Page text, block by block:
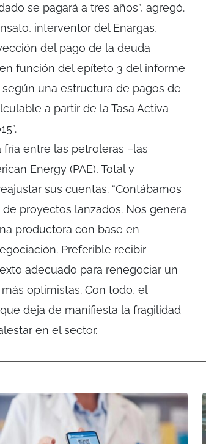
se pagará a tres años”, agregó.
interventor del Enargas,
del pago de la deuda
función del epíteto 3 del informe
una estructura de pagos de
a partir de la Tasa Activa
entre las petroleras –las
Energy (PAE), Total y
sus cuentas. “Contábamos
proyectos lanzados. Nos genera
productora con base en
Preferible recibir
adecuado para renegociar un
optimistas. Con todo, el
deja de manifiesta la fragilidad
en el sector.